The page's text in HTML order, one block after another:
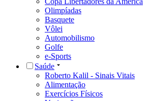
Olimpíadas
Basquete
Vôlei
Automobilismo
Golfe
e-Sports
Saúde
Roberto Kalil - Sinais Vitais
Alimentação
Exercícios Físicos